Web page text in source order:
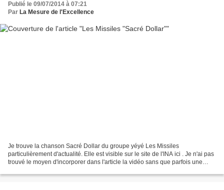
Publié le 09/07/2014 à 07:21
Par La Mesure de l'Excellence
Je trouve la chanson Sacré Dollar du groupe yéyé Les Missiles
particulièrement d'actualité. Elle est visible sur le site de l'INA ici . Je n'ai pas
trouvé le moyen d'incorporer dans l'article la vidéo sans que parfois une